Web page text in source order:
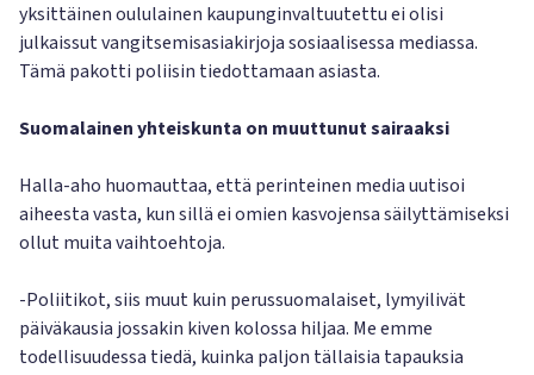
yksittäinen oululainen kaupunginvaltuutettu ei olisi
julkaissut vangitsemisasiakirjoja sosiaalisessa mediassa.
Tämä pakotti poliisin tiedottamaan asiasta.
Suomalainen yhteiskunta on muuttunut sairaaksi
Halla-aho huomauttaa, että perinteinen media uutisoi
aiheesta vasta, kun sillä ei omien kasvojensa säilyttämiseksi
ollut muita vaihtoehtoja.
-Poliitikot, siis muut kuin perussuomalaiset, lymyilivät
päiväkausia jossakin kiven kolossa hiljaa. Me emme
todellisuudessa tiedä, kuinka paljon tällaisia tapauksia